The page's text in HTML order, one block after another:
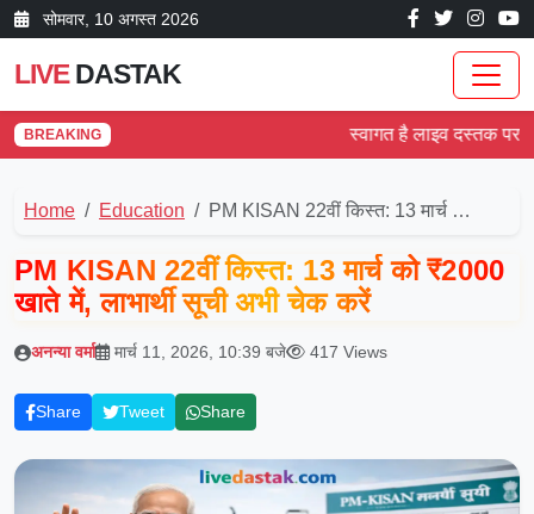
सोम‌वार, 10 अगस्त 2026
LIVEDASTAK
BREAKING स्वागत है लाइव दस्तक पर!
Home Education PM KISAN 22वीं किस्त: 13 मार्च …
PM KISAN 22वीं किस्त: 13 मार्च को ₹2000
खाते में, लाभार्थी सूची अभी चेक करें
अनन्या वर्मा मार्च 11, 2026, 10:39 बजे 417 Views
Share Tweet Share